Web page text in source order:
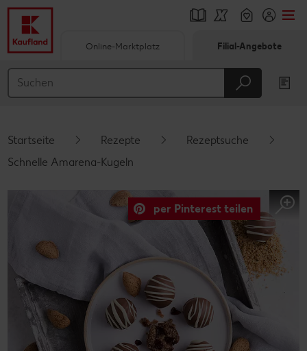
Hauptinhalt
Schwebender Seitenbereich
Online-Marktplatz Filial-Angebote
Startseite Rezepte
Rezeptsuche
Schnelle Amarena-Kugeln
per Pinterest teilen